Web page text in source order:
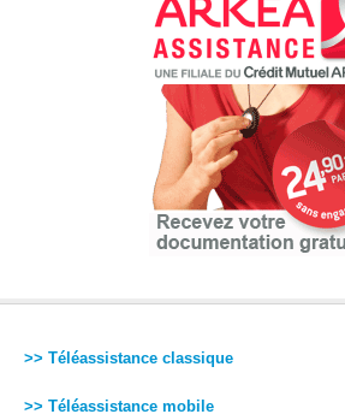
>> Téléassistance classique
>> Téléassistance mobile